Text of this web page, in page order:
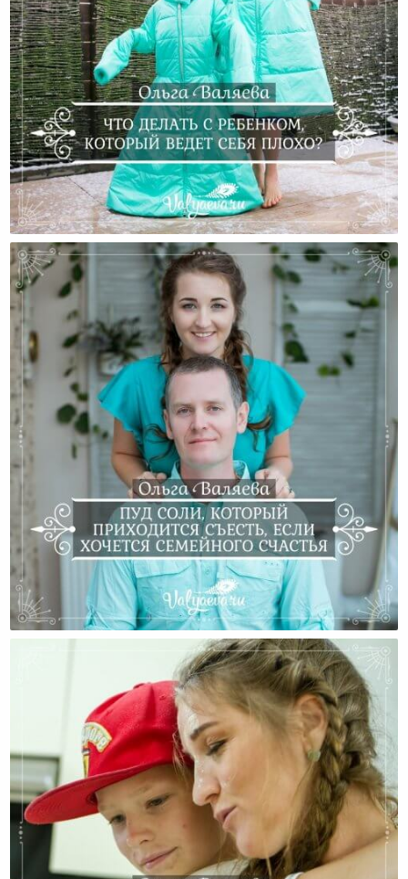
Что Делать С Ребенком, Который Ведет Себя
Плохо?
Пуд Соли, Который Приходится Съесть, Если
Хочется Семейного Счастья